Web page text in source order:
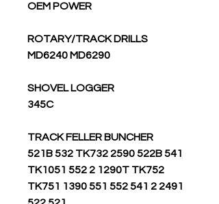
OEM POWER
ROTARY/TRACK DRILLS
MD6240 MD6290
SHOVEL LOGGER
345C
TRACK FELLER BUNCHER
521B 532 TK732 2590 522B 541
TK1051 552 2 1290T TK752
TK751 1390 551 552 541 2 2491